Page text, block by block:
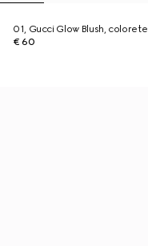
01, Gucci Glow Blush, colorete
€ 60